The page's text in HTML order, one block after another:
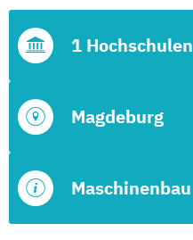
Maschinenbau
Magdeburg
1 Hochschulen